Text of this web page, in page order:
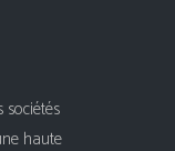
haute